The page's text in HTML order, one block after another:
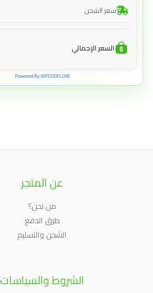
سعر الشحن
السعر الإجمالي
Powered By WPCODFLOW
عن المتجر
من نحن؟
طرق الدفع
الشحن والتسليم
الشروط والسياسات